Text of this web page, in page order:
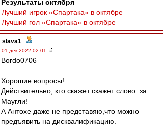
Результаты октября
Лучший игрок «Спартака» в октябре
Лучший гол «Спартака» в октябре
slava1 -
01 дек 2022 02:01
Bordo0706
Хорошие вопросы!
Действительно, кто скажет скажет слово. за
Маугли!
А Антохе даже не представяю,что можно
предъявить на дисквалификацию.